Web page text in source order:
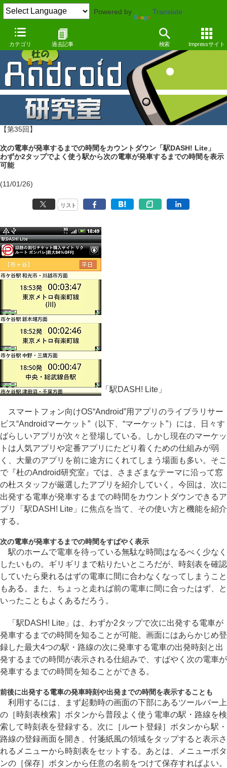
Powered by Translate
カテゴリ 過去記事 検索 Impressサイト
【第35回】
次の電車が発車するまでの時間をカウントダウン「駅DASH! Lite」
わずか2タップでよく使う駅から次の電車が発車するまでの時間を表示
可能
(11/01/26)
リスト
「駅DASH! Lite」
スマートフォン向けOS“Android”用アプリのライブラリサー
ビス“Androidマーケット”（以下、“マーケット”）には、日々す
ばらしいアプリが次々と登場している。しかし現在のマーケッ
トは人気アプリや定番アプリにたどり着くための仕組みが弱
く、大量のアプリを前に途方にくれてしまう場面も多い。そこ
で『杜のAndroid研究室』では、さまざまなテーマに沿って窓
の杜スタッフが厳選したアプリを紹介していく。今回は、次に
出発する電車が発車するまでの時間をカウントダウンできるア
プリ「駅DASH! Lite」に焦点を当て、その使い方と機能を紹介
する。
次の電車が発車するまでの時間をすばやく表示
駅のホームで電車を待っている無駄な時間はなるべく少なく
したいもの。ギリギリまで粘りたいところだが、時刻表を確認
していたら乗れるはずの電車に間に合わなくなってしまうこと
もある。また、ちょっと走れば前の電車に間に合ったはず、と
いったこともよくあるだろう。
「駅DASH! Lite」は、わずか2タップで次に出発する電車が
発車するまでの時間を知ることが可能。画面にはあらかじめ登
録した最大4つの駅・路線の次に発車する電車の出発時刻と出
発するまでの時間が表示される仕組みで、すばやく次の電車が
発車するまでの時間を知ることができる。
前後に出発する電車の発車時刻や出発までの時間を表示することも
利用するには、まず起動時の画面の下部にあるツールバー上
の［時刻表検索］ボタンから普段よく使う電車の駅・路線を検
索して時刻表を登録する。次に［ルート登録］ボタンから駅・
路線の登録画面を開き、付箋紙風の領域をタップすると表示さ
れるメニューから時刻表をセットする。あとは、メニューボタ
ンの［保存］ボタンから任意の名前をつけて保存すればよい。